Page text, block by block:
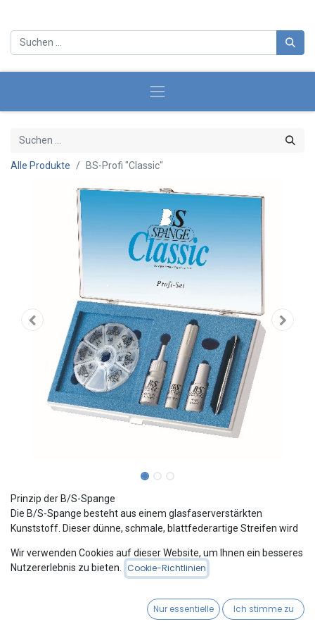
Alle Produkte BS-Profi "Classic"
Prinzip der B/S-Spange
Die B/S-Spange besteht aus einem glasfaserverstärkten
Kunststoff. Dieser dünne, schmale, blattfederartige Streifen wird
entstehenden Rückstellkräfte heben die seitlichen Nagelränder
aus dem Nagelfalz heraus, verflachen die Krümmung des Nagels,
Das Spangensystem mit Zukunft!
Wir verwenden Cookies auf dieser Website, um Ihnen ein besseres
Nutzererlebnis zu bieten.
Cookie-Richtlinien
Nur essentielle Ich stimme zu